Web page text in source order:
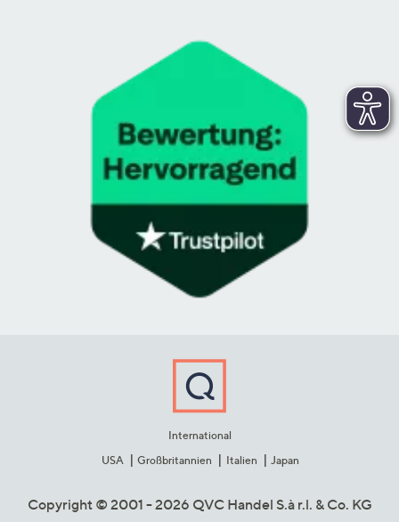
International
USA
Großbritannien Italien Japan
Copyright © 2001 - 2026 QVC Handel S.à r.l. & Co. KG